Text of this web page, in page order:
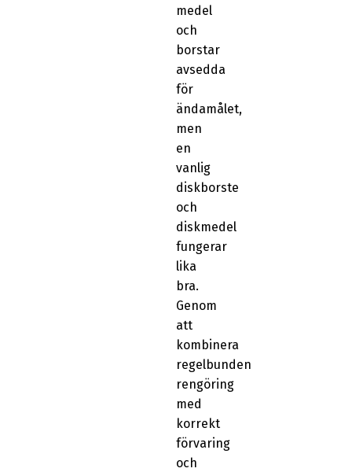
medel
och
borstar
avsedda
för
ändamålet,
men
en
vanlig
diskborste
och
diskmedel
fungerar
lika
bra.
Genom
att
kombinera
regelbunden
rengöring
med
korrekt
förvaring
och